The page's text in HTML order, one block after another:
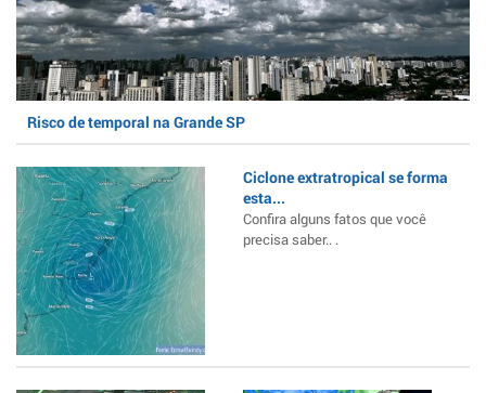
Risco de temporal na Grande SP
Ciclone extratropical se forma
esta...
Confira alguns fatos que você
precisa saber.. .